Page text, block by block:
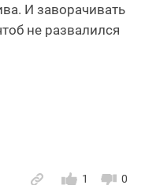
И заворачивать
не развалился
0
1